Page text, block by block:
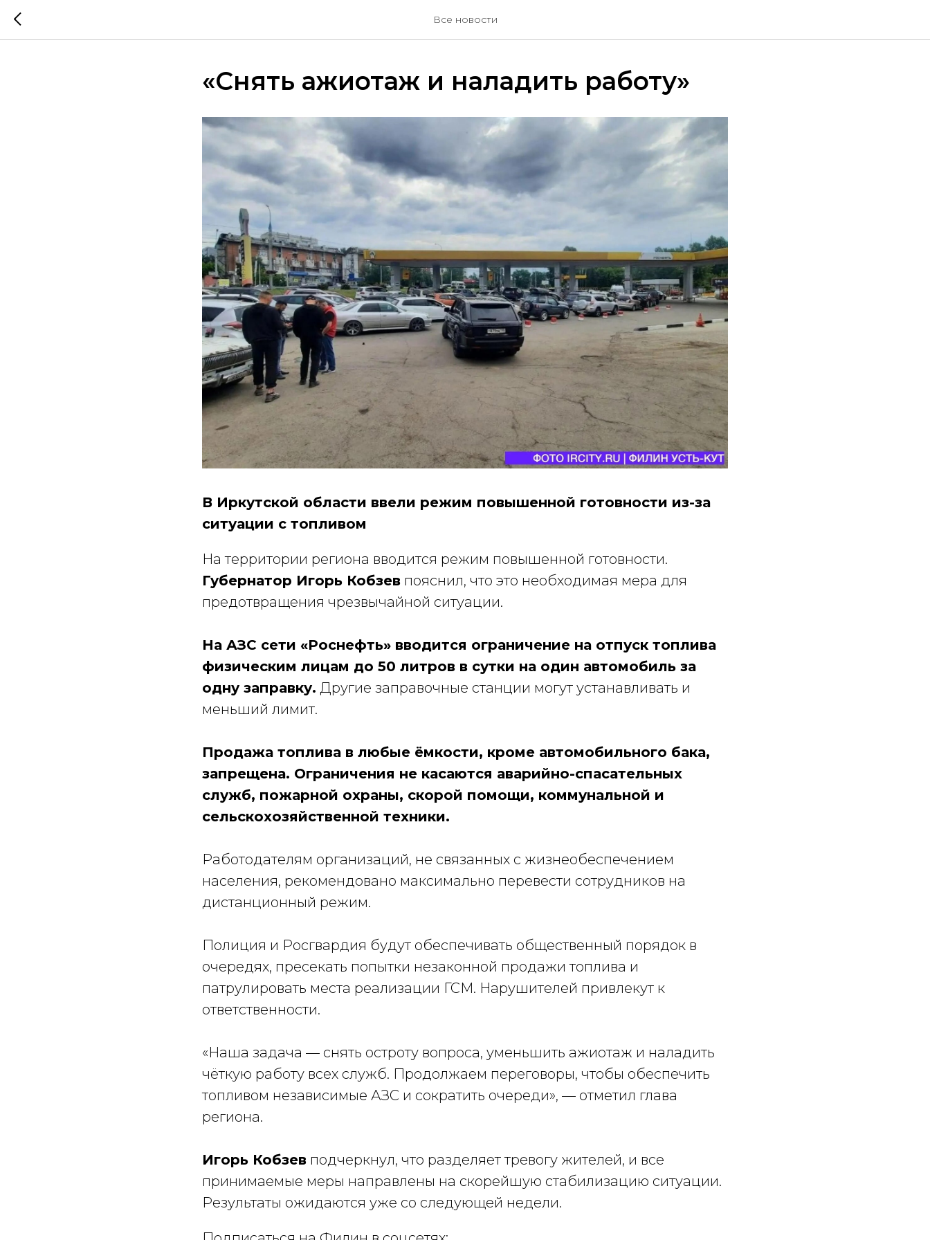
Все новости
«Снять ажиотаж и наладить работу»
В Иркутской области ввели режим повышенной готовности из-за
ситуации с топливом
На территории региона вводится режим повышенной готовности.
Губернатор Игорь Кобзев пояснил, что это необходимая мера для
предотвращения чрезвычайной ситуации.
На АЗС сети «Роснефть» вводится ограничение на отпуск топлива
физическим лицам до 50 литров в сутки на один автомобиль за
одну заправку. Другие заправочные станции могут устанавливать и
меньший лимит.
Продажа топлива в любые ёмкости, кроме автомобильного бака,
запрещена. Ограничения не касаются аварийно-спасательных
служб, пожарной охраны, скорой помощи, коммунальной и
сельскохозяйственной техники.
Работодателям организаций, не связанных с жизнеобеспечением
населения, рекомендовано максимально перевести сотрудников на
дистанционный режим.
Полиция и Росгвардия будут обеспечивать общественный порядок в
очередях, пресекать попытки незаконной продажи топлива и
патрулировать места реализации ГСМ. Нарушителей привлекут к
ответственности.
«Наша задача — снять остроту вопроса, уменьшить ажиотаж и наладить
чёткую работу всех служб. Продолжаем переговоры, чтобы обеспечить
топливом независимые АЗС и сократить очереди», — отметил глава
региона.
Игорь Кобзев подчеркнул, что разделяет тревогу жителей, и все
принимаемые меры направлены на скорейшую стабилизацию ситуации.
Результаты ожидаются уже со следующей недели.